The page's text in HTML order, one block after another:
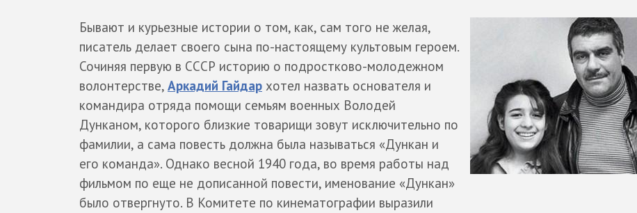
Бывают и курьезные истории о том, как, сам того не желая,
писатель делает своего сына по-настоящему культовым героем.
Сочиняя первую в СССР историю о подростково-молодежном
волонтерстве, Аркадий Гайдар хотел назвать основателя и
командира отряда помощи семьям военных Володей
Дунканом, которого близкие товарищи зовут исключительно по
фамилии, а сама повесть должна была называться «Дункан и
его команда». Однако весной 1940 года, во время работы над
фильмом по еще не дописанной повести, именование «Дункан»
было отвергнуто. В Комитете по кинематографии выразили